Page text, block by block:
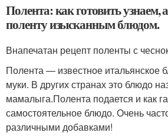
Полента: как готовить узнаем,
поленту изысканным блюдом.
Внапечатан рецепт поленты с
Полента — известное итальянское
муки. В других странах это блюдо
мамалыга.Полента подается и как
самостоятельное блюдо. Очень
различными добавками!